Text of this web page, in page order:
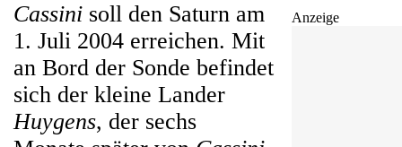
Anzeige
Cassini soll den Saturn am
1. Juli 2004 erreichen. Mit
an Bord der Sonde befindet
sich der kleine Lander
Huygens, der sechs